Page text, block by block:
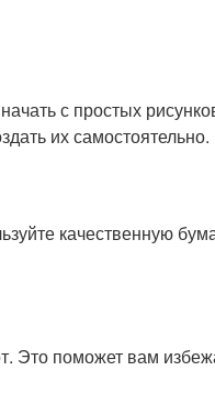
с простых
их самостоятельно.
качественную
Это поможет вам